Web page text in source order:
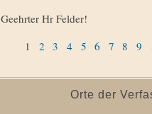
Geehrter Hr Felder!
1
2 3 4 5 6 7 8 9
Orte der